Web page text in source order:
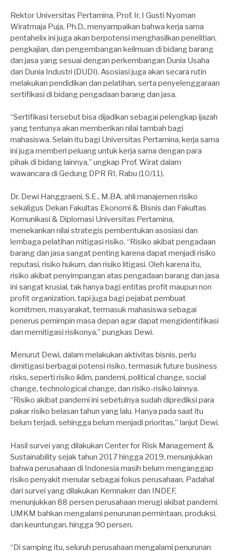
Rektor Universitas Pertamina, Prof. Ir. I Gusti Nyoman
Wiratmaja Puja, Ph.D., menyampaikan bahwa kerja sama
pentahelix ini juga akan berpotensi menghasilkan penelitian,
pengkajian, dan pengembangan keilmuan di bidang barang
dan jasa yang sesuai dengan perkembangan Dunia Usaha
dan Dunia Industri (DUDI). Asosiasi juga akan secara rutin
melakukan pendidikan dan pelatihan, serta penyelenggaraan
sertifikasi di bidang pengadaan barang dan jasa.
“Sertifikasi tersebut bisa dijadikan sebagai pelengkap ijazah
yang tentunya akan memberikan nilai tambah bagi
mahasiswa. Selain itu bagi Universitas Pertamina, kerja sama
ini juga memberi peluang untuk kerja sama dengan para
pihak di bidang lainnya,” ungkap Prof. Wirat dalam
wawancara di Gedung DPR RI, Rabu (10/11).
Dr. Dewi Hanggraeni, S.E., M.BA, ahli manajemen risiko
sekaligus Dekan Fakultas Ekonomi & Bisnis dan Fakultas
Komunikasi & Diplomasi Universitas Pertamina,
menekankan nilai strategis pembentukan asosiasi dan
lembaga pelatihan mitigasi risiko. “Risiko akibat pengadaan
barang dan jasa sangat penting karena dapat menjadi risiko
reputasi, risiko hukum, dan risiko litigasi. Oleh karena itu,
risiko akibat penyimpangan atas pengadaan barang dan jasa
ini sangat krusial, tak hanya bagi entitas profit maupun non
profit organization, tapi juga bagi pejabat pembuat
komitmen, masyarakat, termasuk mahasiswa sebagai
penerus pemimpin masa depan agar dapat mengidentifikasi
dan memitigasi risikonya,” pungkas Dewi.
Menurut Dewi, dalam melakukan aktivitas bisnis, perlu
dimitigasi berbagai potensi risiko, termasuk future business
risks, seperti risiko iklim, pandemi, political change, social
change, technological change, dan risiko-risiko lainnya.
“Risiko akibat pandemi ini sebetulnya sudah diprediksi para
pakar risiko belasan tahun yang lalu. Hanya pada saat itu
belum terjadi, sehingga belum menjadi prioritas,” lanjut Dewi.
Hasil survei yang dilakukan Center for Risk Management &
Sustainability sejak tahun 2017 hingga 2019, menunjukkan
bahwa perusahaan di Indonesia masih belum menganggap
risiko penyakit menular sebagai fokus perusahaan. Padahal
dari survei yang dilakukan Kemnaker dan INDEF,
menunjukkan 88 persen perusahaan merugi akibat pandemi.
UMKM bahkan mengalami penurunan permintaan, produksi,
dan keuntungan, hingga 90 persen.
“Di samping itu, seluruh perusahaan mengalami penurunan